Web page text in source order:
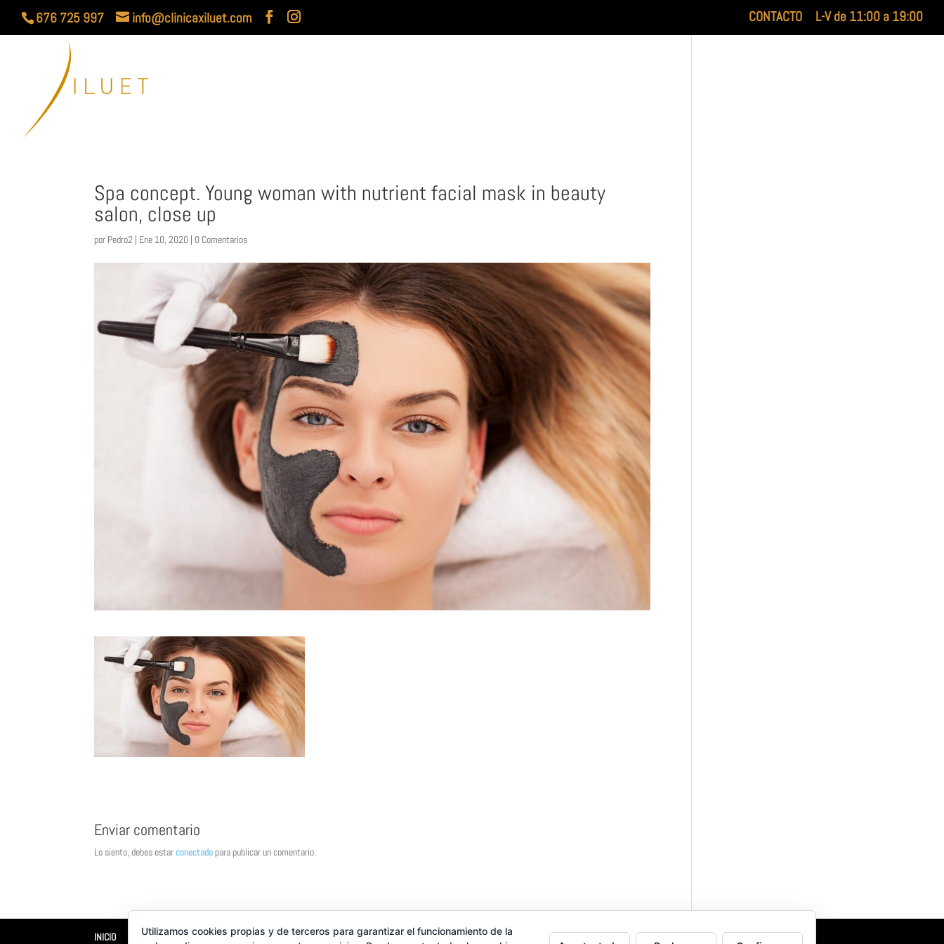
676 725 997 info@clinicaxiluet.com CONTACTO L-V de 11:00 a 19:00
Spa concept. Young woman with nutrient facial mask in beauty
salon, close up
por Pedro2 | Ene 10, 2020 | 0 Comentarios
Enviar comentario
Lo siento, debes estarconectadopara publicar un comentario.
INICIO XILUET MEDICINA ESTÉTICA BELLEZA
Utilizamos cookies propias y de terceros para garantizar el funcionamiento de la